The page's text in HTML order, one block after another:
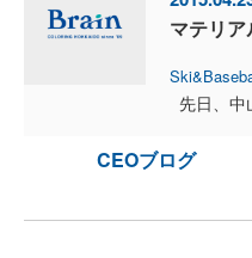
マテリア
CEOブログ